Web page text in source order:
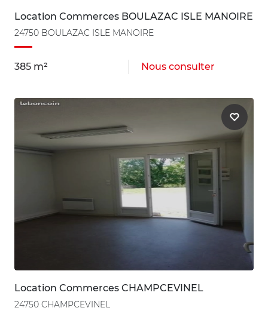
Location Commerces BOULAZAC ISLE MANOIRE
24750 BOULAZAC ISLE MANOIRE
385 m² Nous consulter
Location Commerces CHAMPCEVINEL
24750 CHAMPCEVINEL